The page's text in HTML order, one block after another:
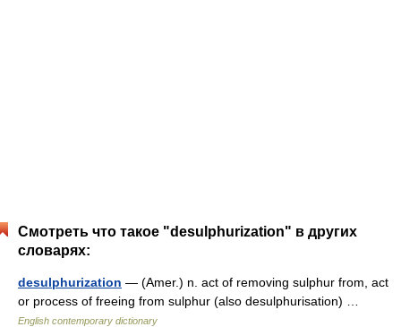
Смотреть что такое "desulphurization" в других
словарях:
desulphurization — (Amer.) n. act of removing sulphur from, act
or process of freeing from sulphur (also desulphurisation) …
English contemporary dictionary